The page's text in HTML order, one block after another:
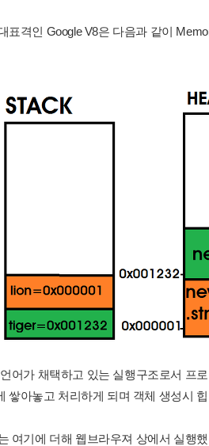
표격인 Google V8은 다음과 같이
어가 채택하고 있는 실행구조로서 프
쌓아놓고 처리하게 되며 객체 생성시
여기에 더해 웹브라우져 상에서 실행